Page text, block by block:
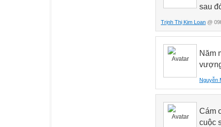
sau
Trịnh Thị Kim Loan @
Năm
Nguyễn
Cám
cuộc